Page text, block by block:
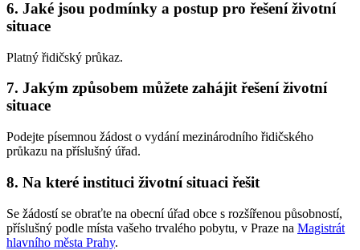
6. Jaké jsou podmínky a postup pro řešení životní
situace
Platný řidičský průkaz.
7. Jakým způsobem můžete zahájit řešení životní
situace
Podejte písemnou žádost o vydání mezinárodního řidičského
průkazu na příslušný úřad.
8. Na které instituci životní situaci řešit
Se žádostí se obraťte na obecní úřad obce s rozšířenou působností,
příslušný podle místa vašeho trvalého pobytu, v Praze na Magistrát
hlavního města Prahy.